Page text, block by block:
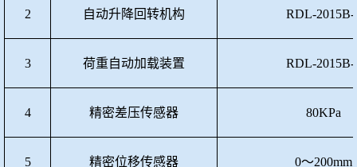
2 自动升降回转机构 RDL-2015B-
3 荷重自动加载装置 RDL-2015B-
4 精密差压传感器 80KPa
5 精密位移传感器 0～200mm